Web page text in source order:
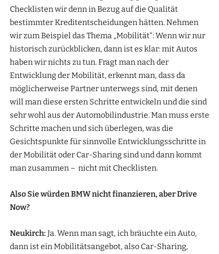
Checklisten wir denn in Bezug auf die Qualität
bestimmter Kreditentscheidungen hätten. Nehmen
wir zum Beispiel das Thema „Mobilität“: Wenn wir nur
historisch zurückblicken, dann ist es klar: mit Autos
haben wir nichts zu tun. Fragt man nach der
Entwicklung der Mobilität, erkennt man, dass da
möglicherweise Partner unterwegs sind, mit denen
will man diese ersten Schritte entwickeln und die sind
sehr wohl aus der Automobilindustrie. Man muss erste
Schritte machen und sich überlegen, was die
Gesichtspunkte für sinnvolle Entwicklungsschritte in
der Mobilität oder Car-Sharing sind und dann kommt
man zusammen – nicht mit Checklisten.
Also Sie würden BMW nicht finanzieren, aber Drive
Now?
Neukirch: Ja. Wenn man sagt, ich bräuchte ein Auto,
dann ist ein Mobilitätsangebot, also Car-Sharing,